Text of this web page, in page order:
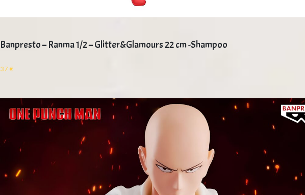
Banpresto – Ranma 1/2 – Glitter&Glamours 22 cm -Shampoo
37 €